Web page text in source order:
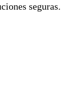
seguras.